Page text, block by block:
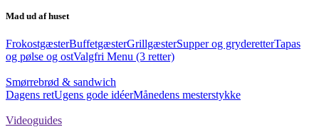
Mad ud af huset
FrokostgæsterBuffetgæsterGrillgæsterSupper og gryderetterTapas
og pølse og ostValgfri Menu (3 retter)
Smørrebrød & sandwich
Dagens retUgens gode idéerMånedens mesterstykke
Videoguides